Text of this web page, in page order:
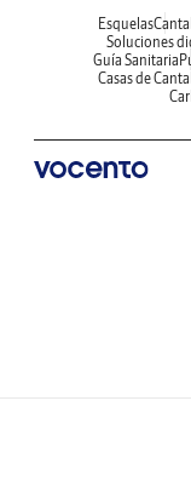
Esquelas
Soluciones
Guía Sanitaria
Casas de